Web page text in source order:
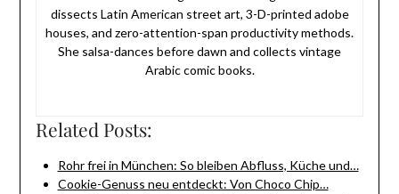
dissects Latin American street art, 3-D-printed adobe
houses, and zero-attention-span productivity methods.
She salsa-dances before dawn and collects vintage
Arabic comic books.
Related Posts:
Rohr frei in München: So bleiben Abfluss, Küche und…
Cookie-Genuss neu entdeckt: Von Choco Chip…